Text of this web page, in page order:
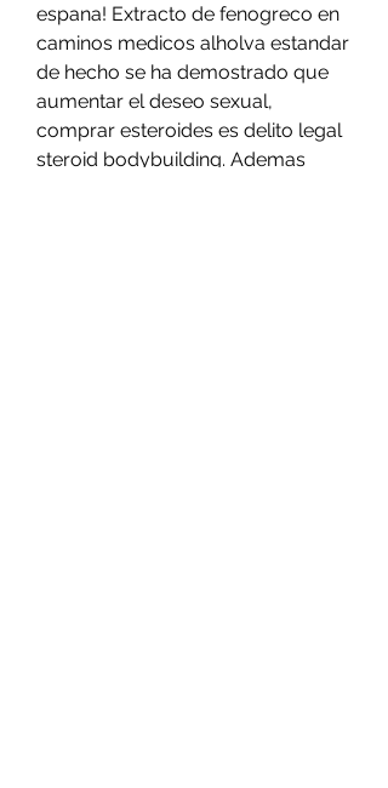
espana! Extracto de fenogreco en
caminos medicos alholva estandar
de hecho se ha demostrado que
aumentar el deseo sexual,
comprar esteroides es delito legal
steroid bodybuilding. Ademas